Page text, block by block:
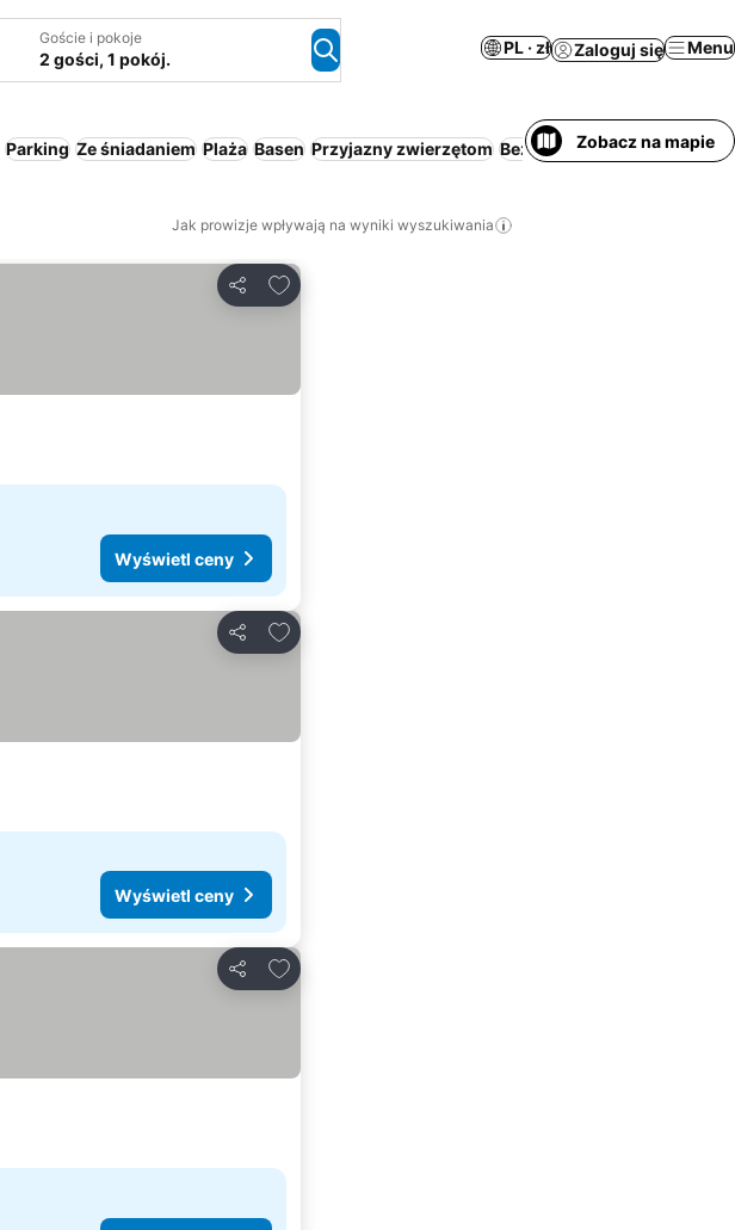
Goście i pokoje
2 gości, 1 pokój.
PL · zł Zaloguj się Menu
Parking Ze śniadaniem Plaża Basen Przyjazny zwierzętom Bezpłatne anulowanie
Zobacz na mapie
Jak prowizje wpływają na wyniki wyszukiwania
Udostępnij
Dodaj do ulubionych
Wyświetl ceny
Udostępnij
Dodaj do ulubionych
Wyświetl ceny
Udostępnij
Dodaj do ulubionych